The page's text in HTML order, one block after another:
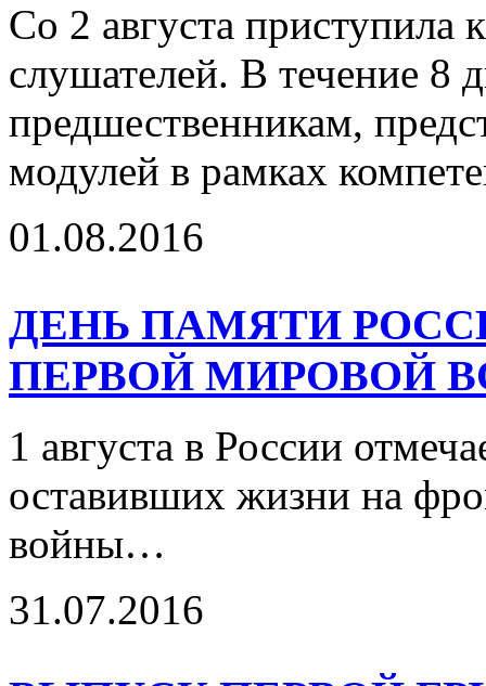
Со 2 августа приступила
слушателей. В течение 8
предшественникам,
модулей в рамках
01.08.2016
ДЕНЬ ПАМЯТИ
ПЕРВОЙ МИРОВОЙ
1 августа в России
оставивших жизни на
войны…
31.07.2016